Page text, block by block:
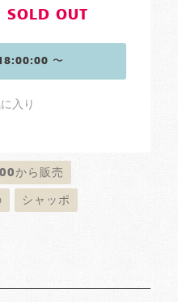
SOLD OUT
〜
入り
から販売
シャッポ